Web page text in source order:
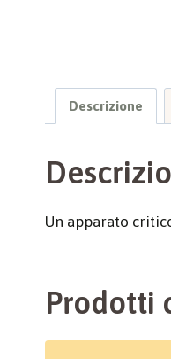
Descrizione
Un apparato
Prodotti